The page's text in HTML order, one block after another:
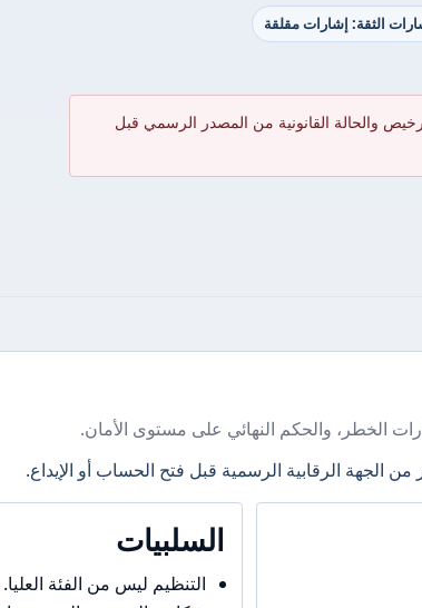
الثقة: إشارات مقلقة
والحالة القانونية من المصدر الرسمي قبل
الخطر، والحكم النهائي على مستوى الأمان.
الجهة الرقابية الرسمية قبل فتح الحساب أو الإيداع.
السلبيات
التنظيم ليس من الفئة العليا.